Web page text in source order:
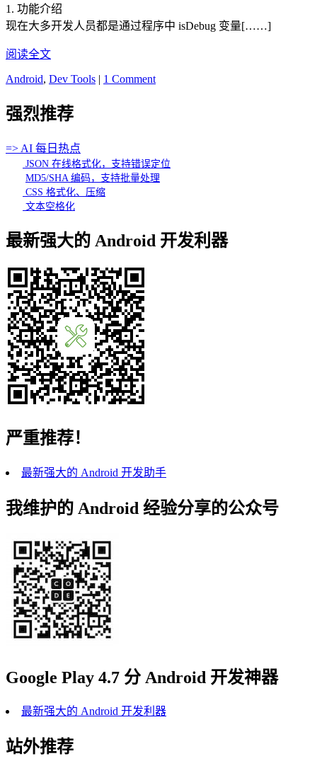
1. 功能介绍
现在大多开发人员都是通过程序中 isDebug 变量[……]
阅读全文
Android, Dev Tools | 1 Comment
强烈推荐
=> AI 每日热点
JSON 在线格式化，支持错误定位
MD5/SHA 编码，支持批量处理
CSS 格式化、压缩
文本空格化
最新强大的 Android 开发利器
严重推荐！
最新强大的 Android 开发助手
我维护的 Android 经验分享的公众号
Google Play 4.7 分 Android 开发神器
最新强大的 Android 开发利器
站外推荐